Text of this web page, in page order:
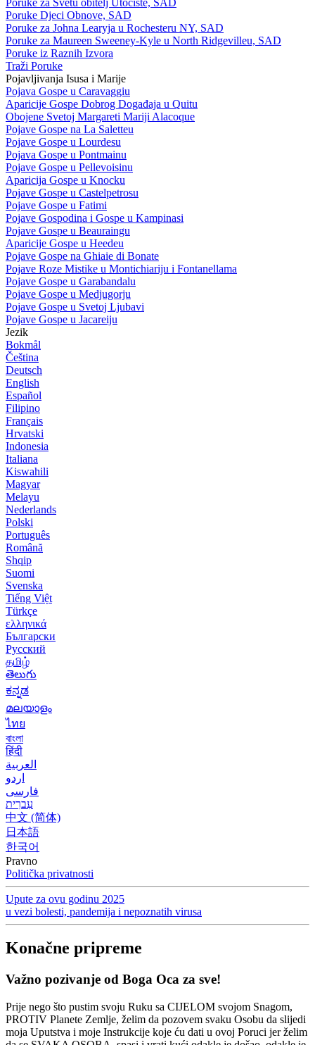
Poruke Djeci Obnove, SAD
Poruke za Johna Learyja u Rochesteru NY, SAD
Poruke za Maureen Sweeney-Kyle u North Ridgevilleu, SAD
Poruke iz Raznih Izvora
Traži Poruke
Pojavljivanja Isusa i Marije
Pojava Gospe u Caravaggiu
Aparicije Gospe Dobrog Događaja u Quitu
Obojene Svetoj Margareti Mariji Alacoque
Pojave Gospe na La Saletteu
Pojave Gospe u Lourdesu
Pojava Gospe u Pontmainu
Pojave Gospe u Pellevoisinu
Aparicija Gospe u Knocku
Pojave Gospe u Castelpetrosu
Pojave Gospe u Fatimi
Pojave Gospodina i Gospe u Kampinasi
Pojave Gospe u Beauraingu
Aparicije Gospe u Heedeu
Pojave Gospe na Ghiaie di Bonate
Pojave Roze Mistike u Montichiariju i Fontanellama
Pojave Gospe u Garabandalu
Pojave Gospe u Medjugorju
Pojave Gospe u Svetoj Ljubavi
Pojave Gospe u Jacareiju
Jezik
Bokmål
Čeština
Deutsch
English
Español
Filipino
Français
Hrvatski
Indonesia
Italiana
Kiswahili
Magyar
Melayu
Nederlands
Polski
Português
Română
Shqip
Suomi
Svenska
Tiếng Việt
Türkçe
ελληνικά
Български
Русский
தமிழ்
తెలుగు
ಕನ್ನಡ
മലയാളം
ไทย
বাংলা
हिंदी
العربية
اردو
فارسی
עִברִית
中文 (简体)
日本語
한국어
Pravno
Politička privatnosti
Upute za ovu godinu 2025
u vezi bolesti, pandemija i nepoznatih virusa
Konačne pripreme
Važno pozivanje od Boga Oca za sve!
Prije nego što pustim svoju Ruku sa CIJELOM svojom Snagom,
PROTIV Planete Zemlje, želim da pozovem svaku Osobu da slijedi
moja Uputstva i moje Instrukcije koje ću dati u ovoj Poruci jer želim